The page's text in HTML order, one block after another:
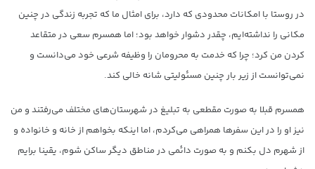
در روستا با امکانات محدودی که دارد، برای امثال ما که تجربه زندگی در چنین
مکانی را نداشته‌ایم، چقدر دشوار خواهد بود؛ اما همسرم سعی در متقاعد
کردن من کرد؛ چرا که خدمت به محرومان را وظیفه شرعی خود می‌دانست و
نمی‌توانست از زیر بار چنین مسئولیتی شانه خالی کند.
همسرم قبلا به صورت مقطعی به تبلیغ در شهرستان‌های مختلف می‌رفتند و من
نیز او را در این سفرها همراهی می‌کردم، اما اینکه بخواهم از خانه و خانواده و
از شهرم دل بکنم و به صورت دائمی در مناطق دیگر ساکن شوم، یقینا برایم